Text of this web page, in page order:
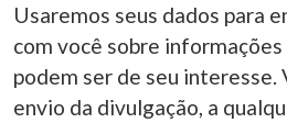
Usaremos seus dados para
com você sobre
podem ser de seu interesse.
envio da divulgação, a